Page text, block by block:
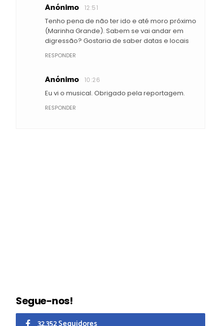
Anónimo 12:51
Tenho pena de não ter ido e até moro próximo
(Marinha Grande). Sabem se vai andar em
digressão? Gostaria de saber datas e locais
RESPONDER
Anónimo 10:26
Eu vi o musical. Obrigado pela reportagem.
RESPONDER
Segue-nos!